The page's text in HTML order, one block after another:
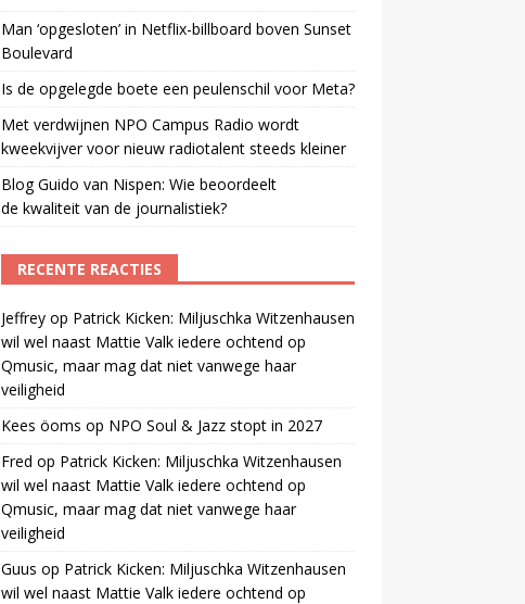
Man ‘opgesloten’ in Netflix-billboard boven Sunset
Boulevard
Is de opgelegde boete een peulenschil voor Meta?
Met verdwijnen NPO Campus Radio wordt
kweekvijver voor nieuw radiotalent steeds kleiner
Blog Guido van Nispen: Wie beoordeelt
de kwaliteit van de journalistiek?
RECENTE REACTIES
Jeffreyop Patrick Kicken: Miljuschka Witzenhausen
wil wel naast Mattie Valk iedere ochtend op
Qmusic, maar mag dat niet vanwege haar
veiligheid
Kees öoms op NPO Soul & Jazz stopt in 2027
Fred op Patrick Kicken: Miljuschka Witzenhausen
wil wel naast Mattie Valk iedere ochtend op
Qmusic, maar mag dat niet vanwege haar
veiligheid
Guus op Patrick Kicken: Miljuschka Witzenhausen
wil wel naast Mattie Valk iedere ochtend op